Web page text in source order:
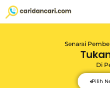
Senarai
Di
Pilih